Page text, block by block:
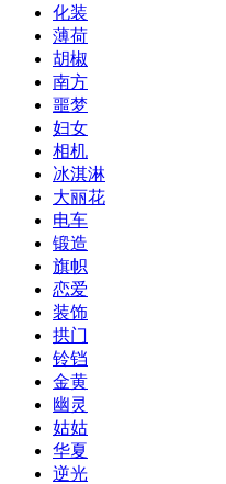
化装
薄荷
胡椒
南方
噩梦
妇女
相机
冰淇淋
大丽花
电车
锻造
旗帜
恋爱
装饰
拱门
铃铛
金黄
幽灵
姑姑
华夏
逆光